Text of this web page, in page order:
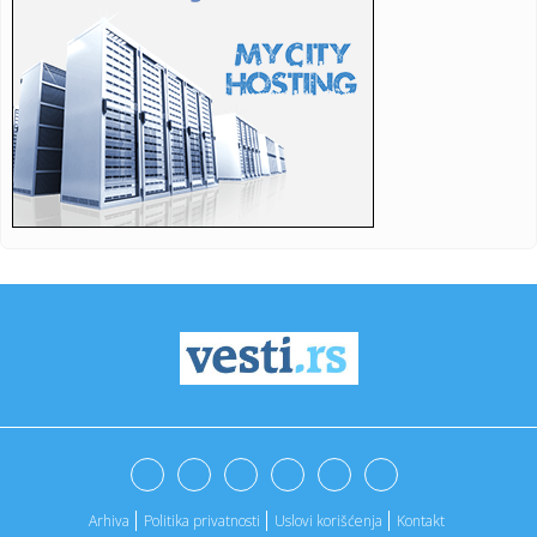
18:48:
čekan...
18:47:Majkl Džekson dobija nastavak filma koji je oborio rekorde;
Evo ...
18:44:Sistemska nekažnjivost kao poziv na linč: Zašto je Srbija
post...
18:42:Mreža integriteta: Odložena tribina o policijskoj brutalnosti
u...
Čak je i blokaderski "Danas" morao da prizna: "Vučić ima
Mega se preselila u Grčku
18:33:Građanski pokret Vranja: Odmah raspustiti Skupštinu
Arhiva Politika privatnosti Uslovi korišćenja Kontakt